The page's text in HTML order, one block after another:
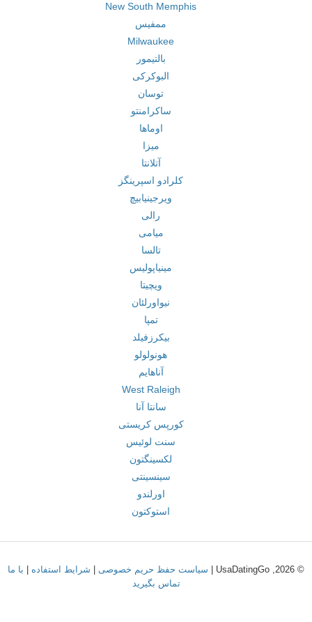
New South Memphis
ممفیس
Milwaukee
بالتیمور
البوکرکی
توسان
ساکرامنتو
اوماها
میزا
آتلانتا
کلرادو اسپرینگز
ویرجینیابیچ
رالی
میامی
تالسا
مینیاپولیس
ویچیتا
نیواورلئان
تمپا
بیکرزفیلد
هونولولو
آناهایم
West Raleigh
سانتا آنا
کورپس کریستی
سنت لوئیس
لکسینگتون
سینسینتی
اورلندو
استوکتون
© 2026, UsaDatingGo | سیاست حفظ حریم خصوصی شرایط استفاده
با ما
تماس بگیرید